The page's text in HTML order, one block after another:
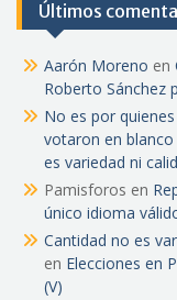
Últimos
Aarón Moreno en
Roberto Sánchez
No es por
votaron en
es variedad ni
Pamisforos en
único idioma
Cantidad no es
en Elecciones en
(V)